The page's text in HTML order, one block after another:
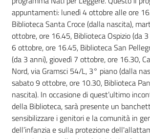
appuntamenti: lunedì 4 ottobre alle ore
Biblioteca Santa Croce (dalla nascita),
ottobre, ore 16.45, Biblioteca Ospizio (da
6 ottobre, ore 16.45, Biblioteca San
(da 3 anni), giovedì 7 ottobre, ore 16.30,
Nord, via Gramsci 54/L, 3° piano (dalla
sabato 9 ottobre, ore 10.30, Biblioteca
nascita). In occasione di quest’ultimo
della Biblioteca, sarà presente un
sensibilizzare i genitori e la comunità in
dell’infanzia e sulla protezione